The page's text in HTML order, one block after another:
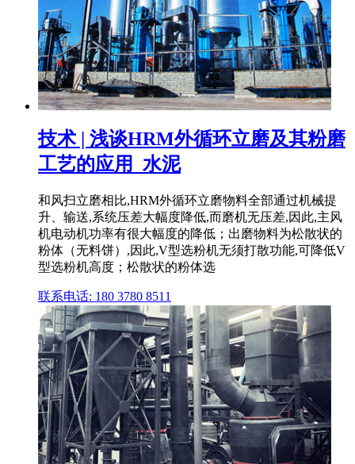
技术 | 浅谈HRM外循环立磨及其粉磨
工艺的应用_水泥
和风扫立磨相比,HRM外循环立磨物料全部通过机械提
升、输送,系统压差大幅度降低,而磨机无压差,因此,主风
机电动机功率有很大幅度的降低；出磨物料为松散状的
粉体（无料饼）,因此,V型选粉机无须打散功能,可降低V
型选粉机高度；松散状的粉体选
联系电话: 180 3780 8511